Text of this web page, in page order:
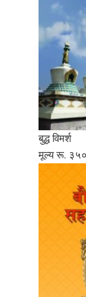
बुद्ध विमर्श
मूल्य रू.